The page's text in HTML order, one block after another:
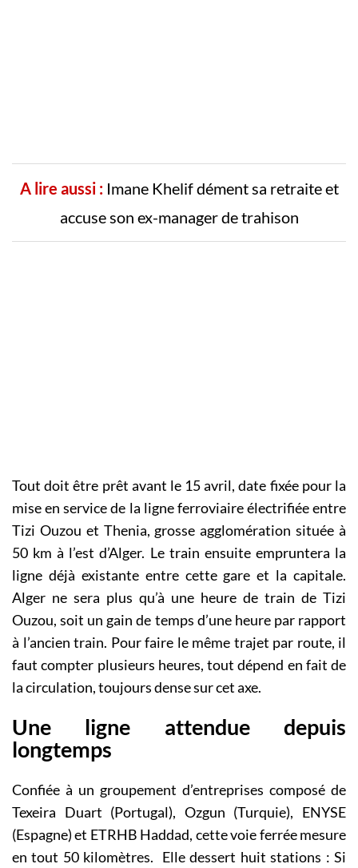
A lire aussi : Imane Khelif dément sa retraite et
accuse son ex-manager de trahison
Tout doit être prêt avant le 15 avril, date fixée pour la
mise en service de la ligne ferroviaire électrifiée entre
Tizi Ouzou et Thenia, grosse agglomération située à
50 km à l’est d’Alger. Le train ensuite empruntera la
ligne déjà existante entre cette gare et la capitale.
Alger ne sera plus qu’à une heure de train de Tizi
Ouzou, soit un gain de temps d’une heure par rapport
à l’ancien train. Pour faire le même trajet par route, il
faut compter plusieurs heures, tout dépend en fait de
la circulation, toujours dense sur cet axe.
Une ligne attendue depuis
longtemps
Confiée à un groupement d’entreprises composé de
Texeira Duart (Portugal), Ozgun (Turquie), ENYSE
(Espagne) et ETRHB Haddad, cette voie ferrée mesure
en tout 50 kilomètres. Elle dessert huit stations : Si